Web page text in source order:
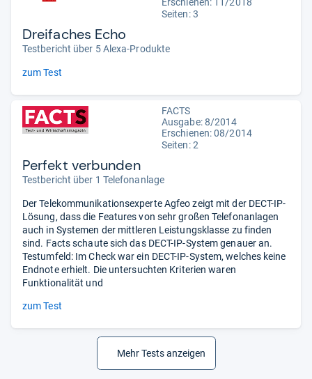
Seiten: 3
Dreifaches Echo
Testbericht über 5 Alexa-Produkte
zum Test
FACTS
Ausgabe: 8/2014
Erschienen: 08/2014
Seiten: 2
Perfekt verbunden
Testbericht über 1 Telefonanlage
Der Telekommunikationsexperte Agfeo zeigt mit der DECT-IP-
Lösung, dass die Features von sehr großen Telefonanlagen
auch in Systemen der mittleren Leistungsklasse zu finden
sind. Facts schaute sich das DECT-IP-System genauer an.
Testumfeld: Im Check war ein DECT-IP-System, welches keine
Endnote erhielt. Die untersuchten Kriterien waren
Funktionalität und
zum Test
Mehr Tests anzeigen